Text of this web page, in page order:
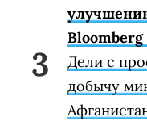
Bloomberg
Дели с
добычу